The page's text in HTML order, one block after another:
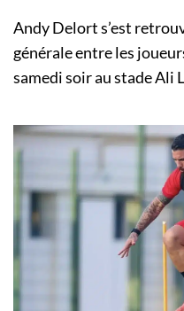
Andy Delort s’est
générale entre les
samedi soir au stade Ali